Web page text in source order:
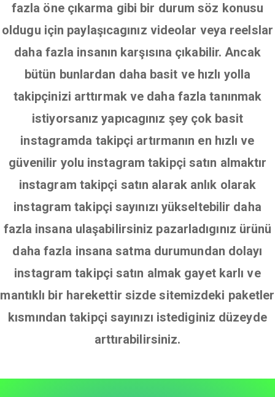
fazla öne çıkarma gibi bir durum söz konusu
oldugu için paylaşıcagınız videolar veya reelslar
daha fazla insanın karşısına çıkabilir. Ancak
bütün bunlardan daha basit ve hızlı yolla
takipçinizi arttırmak ve daha fazla tanınmak
istiyorsanız yapıcagınız şey çok basit
instagramda takipçi artırmanın en hızlı ve
güvenilir yolu instagram takipçi satın almaktır
instagram takipçi satın alarak anlık olarak
instagram takipçi sayınızı yükseltebilir daha
fazla insana ulaşabilirsiniz pazarladıgınız ürünü
daha fazla insana satma durumundan dolayı
instagram takipçi satın almak gayet karlı ve
mantıklı bir harekettir sizde sitemizdeki paketler
kısmından takipçi sayınızı istediginiz düzeyde
arttırabilirsiniz.